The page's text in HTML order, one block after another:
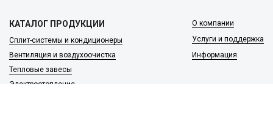
КАТАЛОГ ПРОДУКЦИИ
Сплит-системы и кондиционеры
Вентиляция и воздухоочистка
Тепловые завесы
Электроотопление
О компании
Услуги и поддержка
Информация